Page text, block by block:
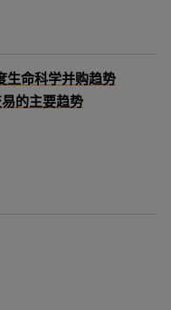
生命科学并购趋势
的主要趋势